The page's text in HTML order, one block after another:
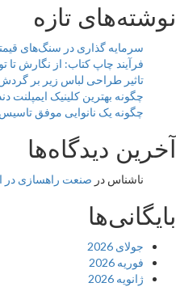
نوشته‌های تازه
سرمایه گذاری در سنگ‌های
فرآیند چاپ کتاب: از نگارش تا
تاثیر طراحی لباس زیر بر
چگونه بهترین کلینیک ایمپلنت
چگونه یک نانوایی موفق تاسیس
آخرین دیدگاه‌ها
ناشناس در صنعت راهسازی در
بایگانی‌ها
جولای 2026
فوریه 2026
ژانویه 2026